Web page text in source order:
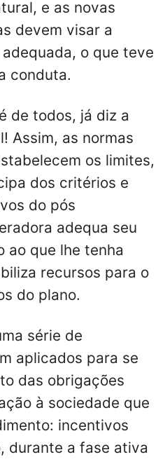
e as novas
devem visar a
o que teve
conduta.
de todos, já diz a
Assim, as normas
os limites,
dos critérios e
do pós
adequa seu
ao que lhe tenha
recursos para o
do plano.
série de
aplicados para se
das obrigações
à sociedade que
incentivos
durante a fase ativa